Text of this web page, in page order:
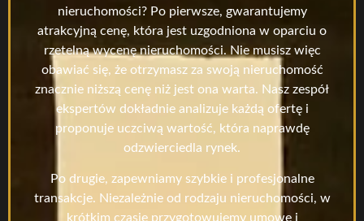
nieruchomości? Po pierwsze, gwarantujemy
atrakcyjną cenę, która jest uzgodniona w oparciu o
rzetelną wycenę nieruchomości. Nie musisz więc
obawiać się, że otrzymasz za swoją nieruchomość
znacznie niższą cenę niż jest ona warta. Nasz zespół
ekspertów dokładnie analizuje każdą ofertę i
proponuje uczciwą wartość, która naprawdę
odzwierciedla rynek.
Po drugie, zapewniamy szybkie i profesjonalne
transakcje. Niezależnie od rodzaju nieruchomości, w
krótkim czasie przygotowujemy umowę i